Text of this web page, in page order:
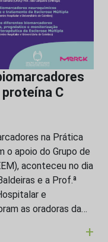
C
na Prática
o apoio do Grupo de
aconteceu no dia
e a Prof.ª
e
as oradoras da…
+